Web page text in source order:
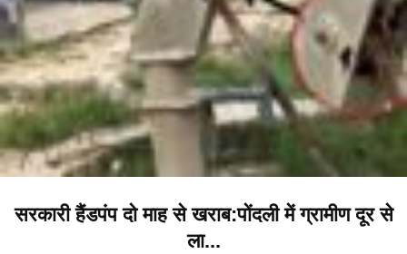
सरकारी हैंडपंप दो माह से खराब:पोंदली में ग्रामीण दूर से
ला...